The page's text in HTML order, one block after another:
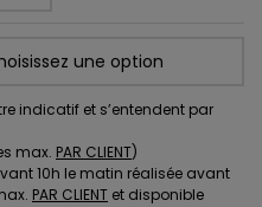
indicatif et s’entendent par
max. PAR CLIENT)
10h le matin réalisée avant
PAR CLIENT et disponible